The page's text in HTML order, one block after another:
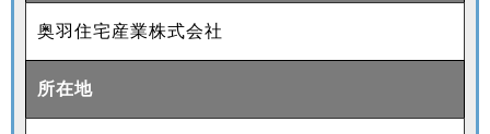
奥羽住宅産業株式会社
所在地